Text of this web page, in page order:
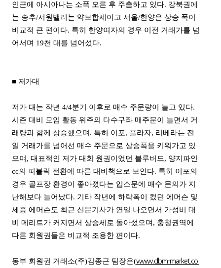
인근에 아시아나는 소폭 오른 후 주춤하고 있다. 강북권에
는 송추/서원밸리는 약보합세이고 서울/한양은 상승 폭이
비교적 큰 편이다. 특히 한양여자의 경우 이전 거래가를 넘
어서며 19천 대를 넘어섰다.
■ 저가대
저가 대는 작년 4/4분기 이후로 매수 주문량이 늘고 있다.
시즌 대비 모임 활동 위주의 다수구좌 매주문이 늘면서 거
래량과 함께 상승했으며. 특히 이포, 플라자, 리베라는 전
일 거래가를 넘어선 매수 주문으로 상승폭을 키워가고 있
으며, 대표적인 저가 대회 원권이었던 블루버드, 양지파인
cc의 퍼블릭 전환에 따른 대비책으로 보인다. 특히 이포의
경우 골프장 환경이 좋아졌다는 입소문에 매수 문의가 지
난해보다 늘어났다. 기타 작년에 하락폭이 컸던 에머슨 및
세종 에머슨도 최근 신문기사가 연일 나오면서 가성비 대
비 메리트가 커지면서 상승세로 돌아섰으며, 충청권역에
다른 회원권들은 비교적 조용한 편이다.
동부 회원권 거래소(주)김종근 팀장은(www.dbm-market.co.